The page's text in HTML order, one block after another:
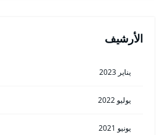
الأرشيف
يناير 2023
يوليو 2022
يونيو 2021